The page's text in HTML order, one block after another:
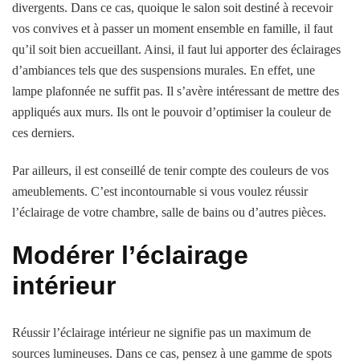
divergents. Dans ce cas, quoique le salon soit destiné à recevoir
vos convives et à passer un moment ensemble en famille, il faut
qu’il soit bien accueillant. Ainsi, il faut lui apporter des éclairages
d’ambiances tels que des suspensions murales. En effet, une
lampe plafonnée ne suffit pas. Il s’avère intéressant de mettre des
appliqués aux murs. Ils ont le pouvoir d’optimiser la couleur de
ces derniers.
Par ailleurs, il est conseillé de tenir compte des couleurs de vos
ameublements. C’est incontournable si vous voulez réussir
l’éclairage de votre chambre, salle de bains ou d’autres pièces.
Modérer l’éclairage
intérieur
Réussir l’éclairage intérieur ne signifie pas un maximum de
sources lumineuses. Dans ce cas, pensez à une gamme de spots